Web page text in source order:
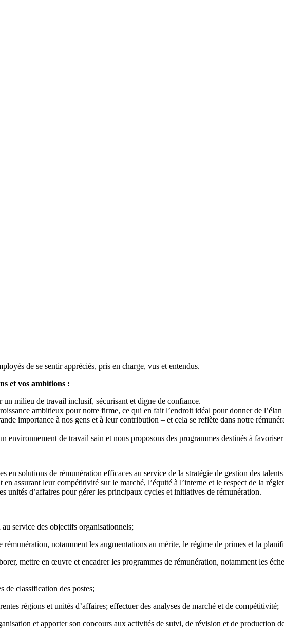
de se sentir appréciés, pris en charge, vus et entendus.
et vos ambitions :
milieu de travail inclusif, sécurisant et digne de confiance.
ambitieux pour notre firme, ce qui en fait l’endroit idéal pour donner de l’élan
importance à nos gens et à leur contribution – et cela se reflète dans notre
environnement de travail sain et nous proposons des programmes destinés à
solutions de rémunération efficaces au service de la stratégie de gestion des
assurant leur compétitivité sur le marché, l’équité à l’interne et le respect de la
unités d’affaires pour gérer les principaux cycles et initiatives de rémunération.
service des objectifs organisationnels;
notamment les augmentations au mérite, le régime de primes et la
mettre en œuvre et encadrer les programmes de rémunération, notamment les
de classification des postes;
régions et unités d’affaires; effectuer des analyses de marché et de compétitivité;
et apporter son concours aux activités de suivi, de révision et de production